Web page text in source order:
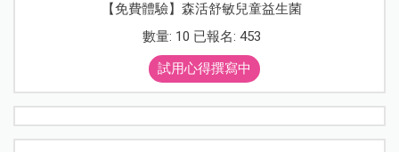
【免費體驗】森活舒敏兒童益生菌
數量: 10 已報名: 453
試用心得撰寫中